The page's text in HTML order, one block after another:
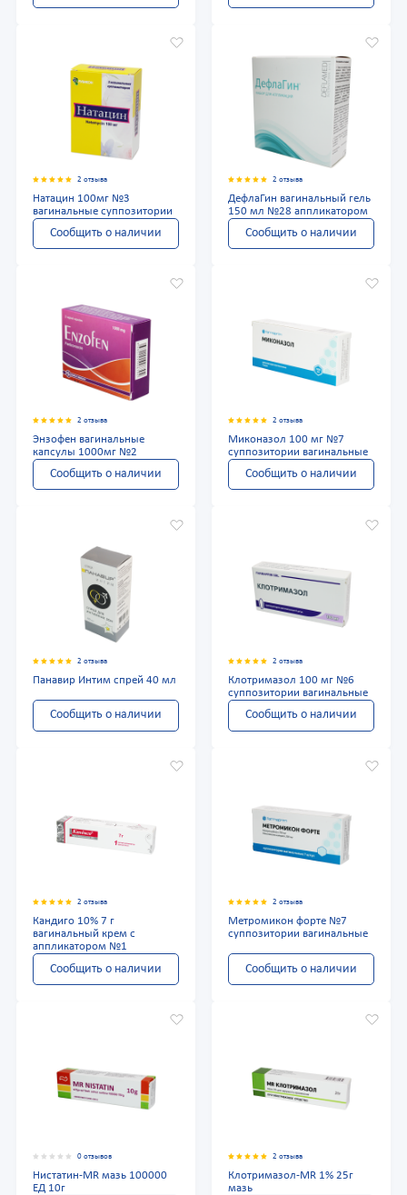
2 отзыва
Натацин 100мг №3
вагинальные суппозитории
Сообщить о наличии
2 отзыва
ДефлаГин вагинальный гель
150 мл №28 аппликатором
Сообщить о наличии
2 отзыва
Энзофен вагинальные
капсулы 1000мг №2
Сообщить о наличии
2 отзыва
Миконазол 100 мг №7
суппозитории вагинальные
Сообщить о наличии
2 отзыва
Панавир Интим спрей 40 мл
Сообщить о наличии
2 отзыва
Клотримазол 100 мг №6
суппозитории вагинальные
Сообщить о наличии
2 отзыва
Кандиго 10% 7 г
вагинальный крем с
аппликатором №1
Сообщить о наличии
2 отзыва
Метромикон форте №7
суппозитории вагинальные
Сообщить о наличии
0 отзывов
Нистатин-MR мазь 100000
ЕД 10г
2 отзыва
Клотримазол-MR 1% 25г
мазь